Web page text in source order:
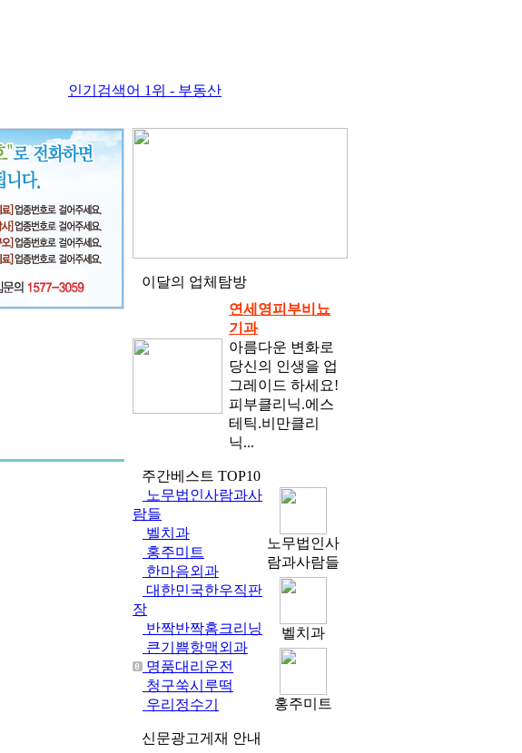
인기검색어 1위 - 부동산
이달의 업체탐방
연세영피부비뇨
기과
아름다운 변화로
당신의 인생을 업
그레이드 하세요!
피부클리닉.에스
테틱.비만클리
닉...
주간베스트 TOP10
노무법인사람과사
람들
벨치과
홍주미트
한마음외과
대한민국한우직판
장
반짝반짝홈크리닝
큰기쁨항맥외과
명품대리운전
청구쑥시루떡
우리정수기
노무법인사
람과사람들
벨치과
홍주미트
신문광고게재 안내